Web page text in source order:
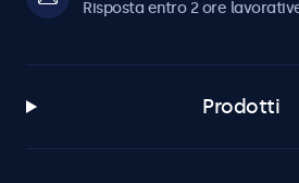
Risposta entro 2 ore
Prodotti